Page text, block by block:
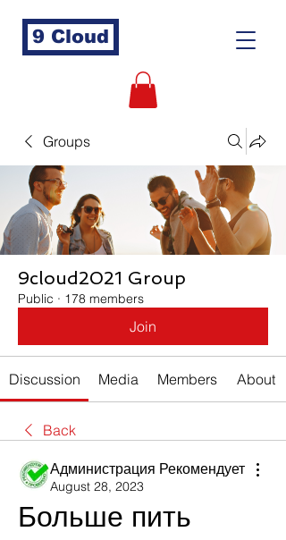
9 Cloud
Groups
9cloud2021 Group
Public · 178 members
Join
Discussion Media Members About
Back
Администрация Рекомендует
August 28, 2023
Больше пить